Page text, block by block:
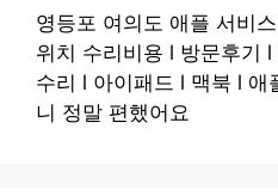
영등포 여의도 애플 서비
위치 수리비용 l 방문후기
수리 l 아이패드 l 맥북 l 애
니 정말 편했어요